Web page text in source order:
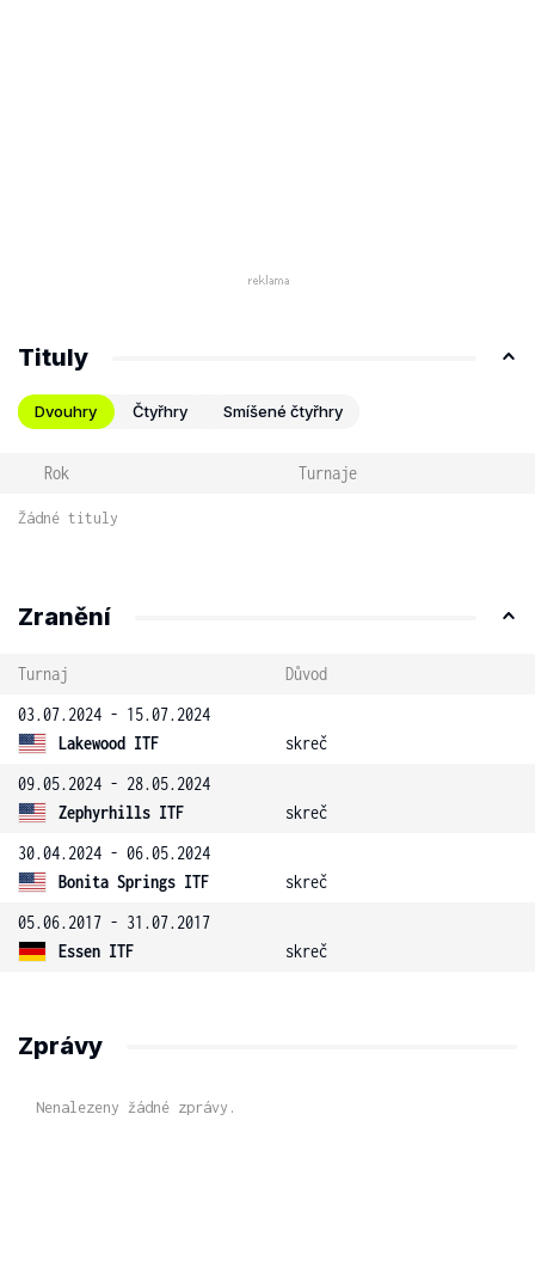
Tituly
Dvouhry Čtyřhry Smíšené čtyřhry
Rok Turnaje
Žádné tituly
Zranění
Turnaj
Důvod
03.07.2024 - 15.07.2024
Lakewood ITF
skreč
09.05.2024 - 28.05.2024
Zephyrhills ITF
skreč
30.04.2024 - 06.05.2024
Bonita Springs ITF
skreč
05.06.2017 - 31.07.2017
Essen ITF
skreč
Zprávy
Nenalezeny žádné zprávy.